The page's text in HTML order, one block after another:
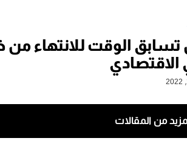
تسابق الوقت للانتهاء
الاقتصادي
من المقالات